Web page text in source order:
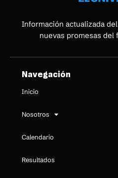
Información actualizada
nuevas promesas del
Navegación
Inicio
Nosotros
Calendario
Resultados